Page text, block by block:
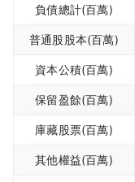
負債總計(百萬)
普通股股本(百萬)
資本公積(百萬)
保留盈餘(百萬)
庫藏股票(百萬)
其他權益(百萬)